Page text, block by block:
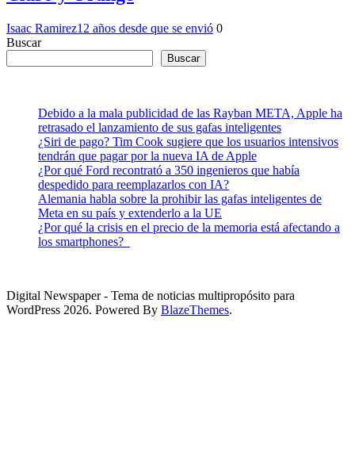
Isaac Ramirez12 años desde que se envió 0
Buscar
Buscar
Debido a la mala publicidad de las Rayban META, Apple ha
retrasado el lanzamiento de sus gafas inteligentes
¿Siri de pago? Tim Cook sugiere que los usuarios intensivos
tendrán que pagar por la nueva IA de Apple
¿Por qué Ford recontrató a 350 ingenieros que había
despedido para reemplazarlos con IA?
Alemania habla sobre la prohibir las gafas inteligentes de
Meta en su país y extenderlo a la UE
¿Por qué la crisis en el precio de la memoria está afectando a
los smartphones?
Digital Newspaper - Tema de noticias multipropósito para
WordPress 2026. Powered By BlazeThemes.